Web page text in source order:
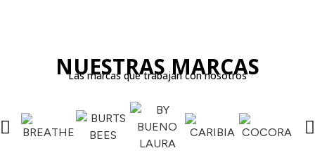
NUESTRAS MARCAS
Las marcas que trabajan con nosotros